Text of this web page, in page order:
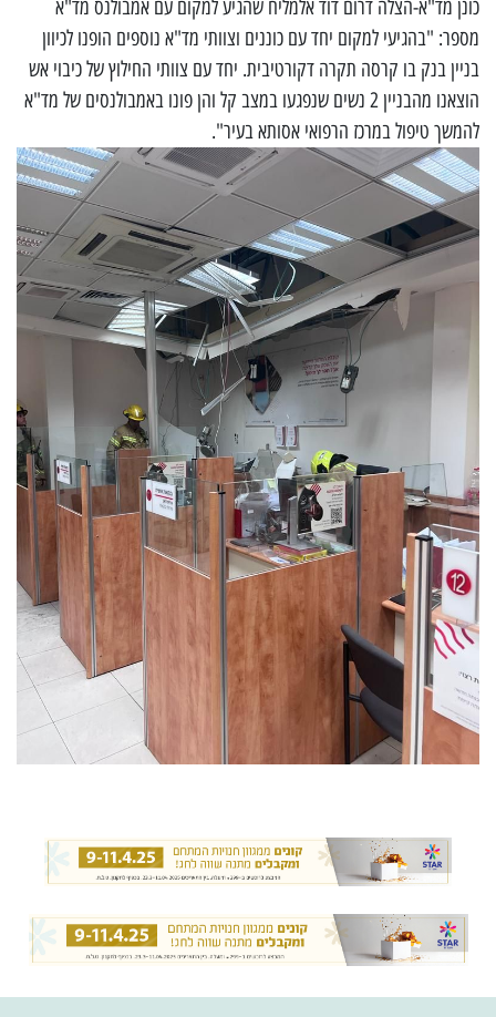
כונן מד"א-הצלה דרום דוד אלמליח שהגיע למקום עם אמבולנס מד"א
מספר: "בהגיעי למקום יחד עם כוננים וצוותי מד"א נוספים הופנו לכיוון
בניין בנק בו קרסה תקרה דקורטיבית. יחד עם צוותי החילוץ של כיבוי אש
הוצאנו מהבניין 2 נשים שנפגעו במצב קל והן פונו באמבולנסים של מד"א
להמשך טיפול במרכז הרפואי אסותא בעיר".